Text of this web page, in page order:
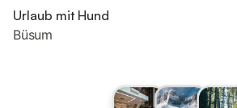
Urlaub mit Hund
Büsum